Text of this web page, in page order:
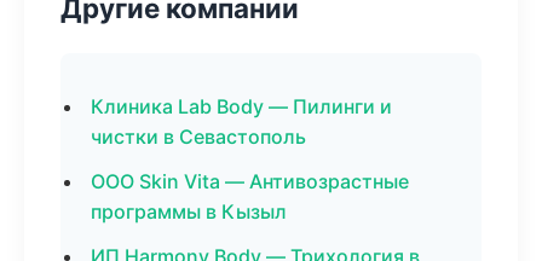
Другие компании
Клиника Lab Body — Пилинги и
чистки в Севастополь
ООО Skin Vita — Антивозрастные
программы в Кызыл
ИП Harmony Body — Трихология в